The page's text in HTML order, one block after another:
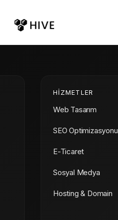
HIZMETLER
Web Tasarım
SEO Optimizasyonu
E-Ticaret
Sosyal Medya
Hosting & Domain